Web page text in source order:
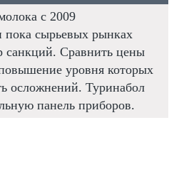
с 2009
пока сырьевых рынках
санкций. Сравнить цены
уровня которых
осложнений. Туринабол
панель приборов.